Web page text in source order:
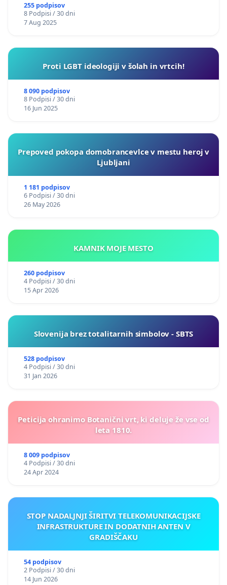
255 podpisov
8 Podpisi / 30 dni
7 Aug 2025
Proti LGBT ideologiji v šolah in vrtcih!
8 090 podpisov
8 Podpisi / 30 dni
16 Jun 2025
Prepoved pokopa domobrancevlce v mestu heroj v
Ljubljani
1 181 podpisov
6 Podpisi / 30 dni
26 May 2026
KAMNIK MOJE MESTO
260 podpisov
4 Podpisi / 30 dni
15 Apr 2026
Slovenija brez totalitarnih simbolov - SBTS
528 podpisov
4 Podpisi / 30 dni
31 Jan 2026
Peticija ohranimo Botanični vrt, ki deluje že vse od
leta 1810.
8 009 podpisov
4 Podpisi / 30 dni
24 Apr 2024
STOP NADALJNJI ŠIRITVI TELEKOMUNIKACIJSKE
INFRASTRUKTURE IN DODATNIH ANTEN V
GRADIŠČAKU
54 podpisov
2 Podpisi / 30 dni
14 Jun 2026